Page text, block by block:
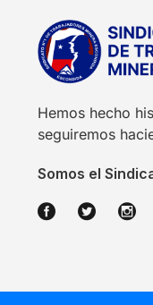
Hemos hecho
seguiremos
Somos el